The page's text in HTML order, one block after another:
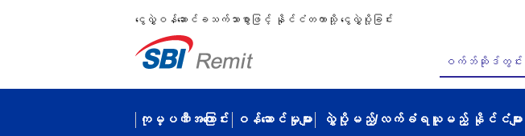
ငွေလွှဲဝန်ဆောင်ခသက်သာစွာဖြင့် နိုင်ငံတကာသို့ ငွေလွှဲပို့ခြင်း
ကုမ္ပဏီအကြောင်း ဝန်ဆောင်မှုများ လွှဲပို့မည့်/လက်ခံရယူမည့် နိုင်ငံများ